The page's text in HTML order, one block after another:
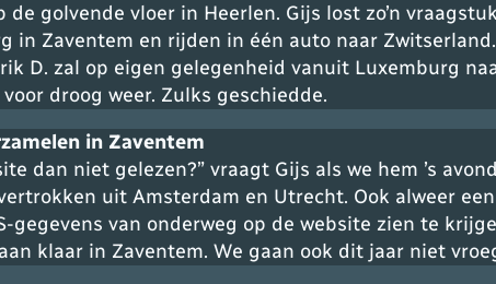
golvende vloer in Heerlen. Gijs lost zo’n
in Zaventem en rijden in één auto naar
D. zal op eigen gelegenheid vanuit Luxemburg
droog weer. Zulks geschiedde.
in Zaventem
dan niet gelezen?” vraagt Gijs als we hem ’s
uit Amsterdam en Utrecht. Ook alweer
gegevens van onderweg op de website zien te
klaar in Zaventem. We gaan ook dit jaar niet